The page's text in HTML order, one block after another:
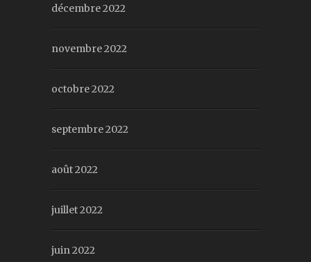
décembre 2022
novembre 2022
octobre 2022
septembre 2022
août 2022
juillet 2022
juin 2022